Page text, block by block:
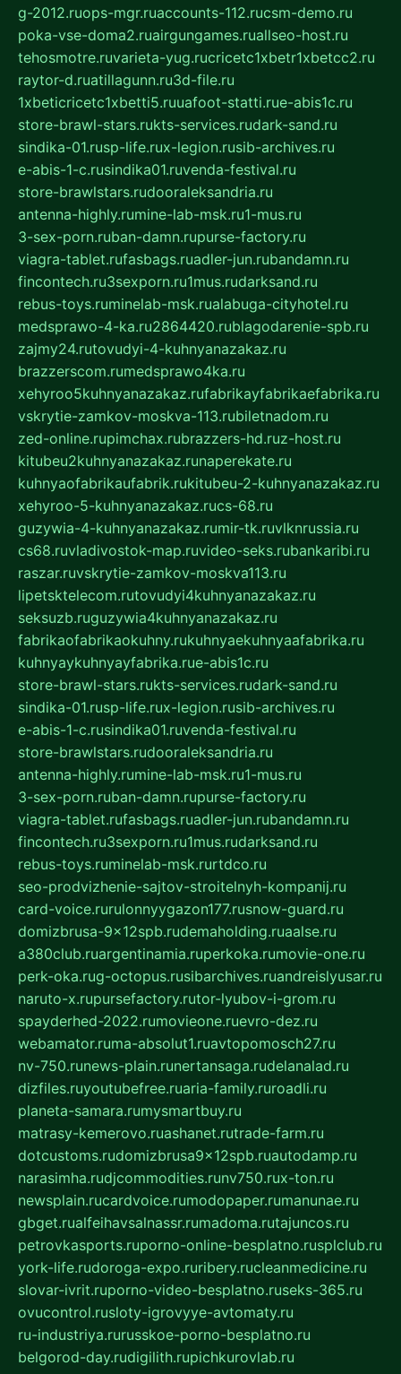
g-2012.ruops-mgr.ruaccounts-112.rucsm-demo.ru
poka-vse-doma2.ruairgungames.ruallseo-host.ru
tehosmotre.ruvarieta-yug.rucricetc1xbetr1xbetcc2.ru
raytor-d.ruatillagunn.ru3d-file.ru
1xbeticricetc1xbetti5.ruuafoot-statti.rue-abis1c.ru
store-brawl-stars.rukts-services.rudark-sand.ru
sindika-01.rusp-life.rux-legion.rusib-archives.ru
e-abis-1-c.rusindika01.ruvenda-festival.ru
store-brawlstars.rudooraleksandria.ru
antenna-highly.rumine-lab-msk.ru1-mus.ru
3-sex-porn.ruban-damn.rupurse-factory.ru
viagra-tablet.rufasbags.ruadler-jun.rubandamn.ru
fincontech.ru3sexporn.ru1mus.rudarksand.ru
rebus-toys.ruminelab-msk.rualabuga-cityhotel.ru
medsprawo-4-ka.ru2864420.rublagodarenie-spb.ru
zajmy24.rutovudyi-4-kuhnyanazakaz.ru
brazzerscom.rumedsprawo4ka.ru
xehyroo5kuhnyanazakaz.rufabrikayfabrikaefabrika.ru
vskrytie-zamkov-moskva-113.rubiletnadom.ru
zed-online.rupimchax.rubrazzers-hd.ruz-host.ru
kitubeu2kuhnyanazakaz.runaperekate.ru
kuhnyaofabrikaufabrik.rukitubeu-2-kuhnyanazakaz.ru
xehyroo-5-kuhnyanazakaz.rucs-68.ru
guzywia-4-kuhnyanazakaz.rumir-tk.ruvlknrussia.ru
cs68.ruvladivostok-map.ruvideo-seks.rubankaribi.ru
raszar.ruvskrytie-zamkov-moskva113.ru
lipetsktelecom.rutovudyi4kuhnyanazakaz.ru
seksuzb.ruguzywia4kuhnyanazakaz.ru
fabrikaofabrikaokuhny.rukuhnyaekuhnyaafabrika.ru
kuhnyaykuhnyayfabrika.rue-abis1c.ru
store-brawl-stars.rukts-services.rudark-sand.ru
sindika-01.rusp-life.rux-legion.rusib-archives.ru
e-abis-1-c.rusindika01.ruvenda-festival.ru
store-brawlstars.rudooraleksandria.ru
antenna-highly.rumine-lab-msk.ru1-mus.ru
3-sex-porn.ruban-damn.rupurse-factory.ru
viagra-tablet.rufasbags.ruadler-jun.rubandamn.ru
fincontech.ru3sexporn.ru1mus.rudarksand.ru
rebus-toys.ruminelab-msk.rurtdco.ru
seo-prodvizhenie-sajtov-stroitelnyh-kompanij.ru
card-voice.rurulonnyygazon177.rusnow-guard.ru
domizbrusa-9x12spb.rudemaholding.ruaalse.ru
a380club.ruargentinamia.ruperkoka.rumovie-one.ru
perk-oka.rug-octopus.rusibarchives.ruandreislyusar.ru
naruto-x.rupursefactory.rutor-lyubov-i-grom.ru
spayderhed-2022.rumovieone.ruevro-dez.ru
webamator.ruma-absolut1.ruavtopomosch27.ru
nv-750.runews-plain.runertansaga.rudelanalad.ru
dizfiles.ruyoutubefree.ruaria-family.ruroadli.ru
planeta-samara.rumysmartbuy.ru
matrasy-kemerovo.ruashanet.rutrade-farm.ru
dotcustoms.rudomizbrusa9x12spb.ruautodamp.ru
narasimha.rudjcommodities.runv750.rux-ton.ru
newsplain.rucardvoice.rumodopaper.rumanunae.ru
gbget.rualfeihavsalnassr.rumadoma.rutajuncos.ru
petrovkasports.ruporno-online-besplatno.rusplclub.ru
york-life.rudoroga-expo.ruribery.rucleanmedicine.ru
slovar-ivrit.ruporno-video-besplatno.ruseks-365.ru
ovucontrol.rusloty-igrovyye-avtomaty.ru
ru-industriya.rurusskoe-porno-besplatno.ru
belgorod-day.rudigilith.rupichkurovlab.ru